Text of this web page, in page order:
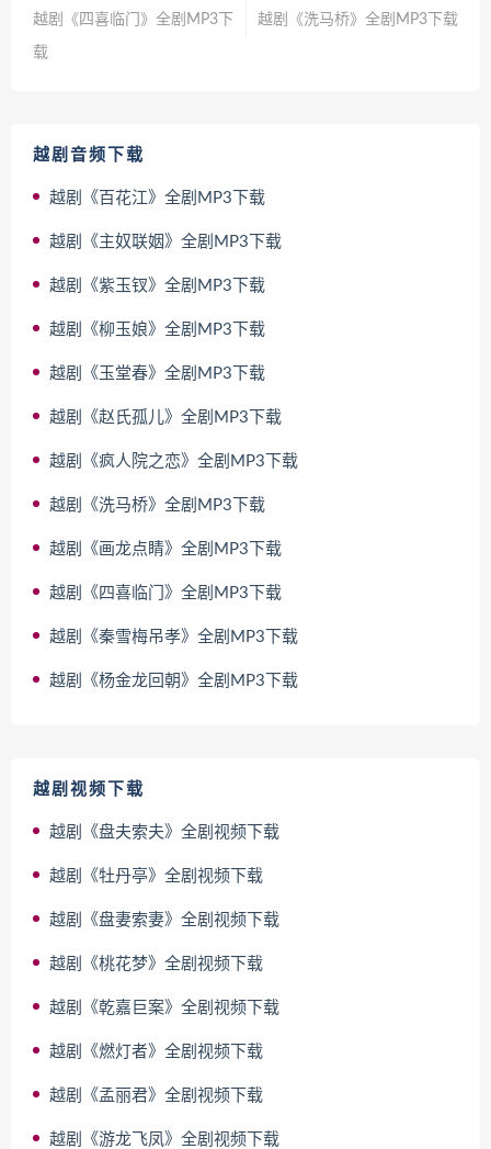
越剧《四喜临门》全剧MP3下
载
越剧《洗马桥》全剧MP3下载
越剧音频下载
越剧《百花江》全剧MP3下载
越剧《主奴联姻》全剧MP3下载
越剧《紫玉钗》全剧MP3下载
越剧《柳玉娘》全剧MP3下载
越剧《玉堂春》全剧MP3下载
越剧《赵氏孤儿》全剧MP3下载
越剧《疯人院之恋》全剧MP3下载
越剧《洗马桥》全剧MP3下载
越剧《画龙点睛》全剧MP3下载
越剧《四喜临门》全剧MP3下载
越剧《秦雪梅吊孝》全剧MP3下载
越剧《杨金龙回朝》全剧MP3下载
越剧视频下载
越剧《盘夫索夫》全剧视频下载
越剧《牡丹亭》全剧视频下载
越剧《盘妻索妻》全剧视频下载
越剧《桃花梦》全剧视频下载
越剧《乾嘉巨案》全剧视频下载
越剧《燃灯者》全剧视频下载
越剧《孟丽君》全剧视频下载
越剧《游龙飞凤》全剧视频下载